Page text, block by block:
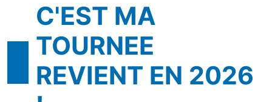
C'EST MA
TOURNEE
REVIENT EN 2026